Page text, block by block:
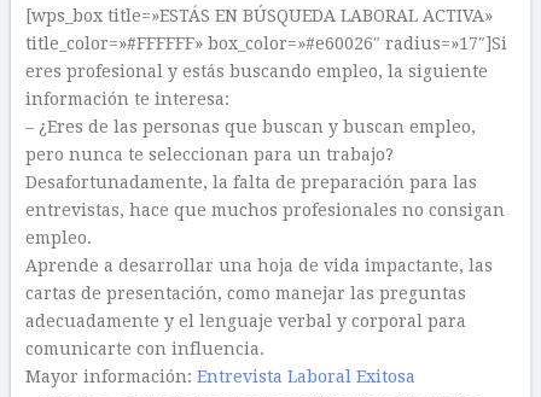
[wps_box title=»ESTÁS EN BÚSQUEDA LABORAL ACTIVA»
title_color=»#FFFFFF» box_color=»#e60026″ radius=»17″]Si
eres profesional y estás buscando empleo, la siguiente
información te interesa:
– ¿Eres de las personas que buscan y buscan empleo,
pero nunca te seleccionan para un trabajo?
Desafortunadamente, la falta de preparación para las
entrevistas, hace que muchos profesionales no consigan
empleo.
Aprende a desarrollar una hoja de vida impactante, las
cartas de presentación, como manejar las preguntas
adecuadamente y el lenguaje verbal y corporal para
comunicarte con influencia.
Mayor información: Entrevista Laboral Exitosa